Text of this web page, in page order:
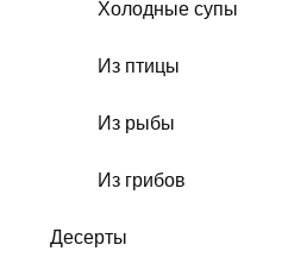
Холодные супы
Из птицы
Из рыбы
Из грибов
Десерты